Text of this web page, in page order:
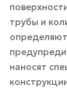
трубы и
наносят